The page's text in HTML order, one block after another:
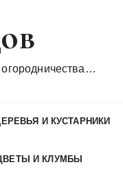
И КУСТАРНИКИ
И КЛУМБЫ